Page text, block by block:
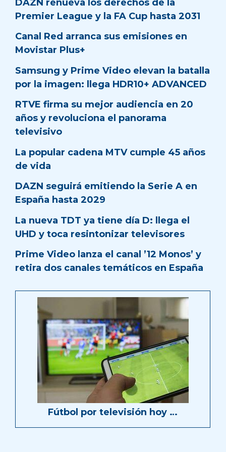
DAZN renueva los derechos de la
Premier League y la FA Cup hasta 2031
Canal Red arranca sus emisiones en
Movistar Plus+
Samsung y Prime Video elevan la batalla
por la imagen: llega HDR10+ ADVANCED
RTVE firma su mejor audiencia en 20
años y revoluciona el panorama
televisivo
La popular cadena MTV cumple 45 años
de vida
DAZN seguirá emitiendo la Serie A en
España hasta 2029
La nueva TDT ya tiene día D: llega el
UHD y toca resintonizar televisores
Prime Video lanza el canal ’12 Monos’ y
retira dos canales temáticos en España
Fútbol por televisión hoy …